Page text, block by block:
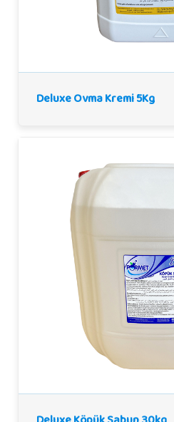
Deluxe Ovma Kremi 5Kg